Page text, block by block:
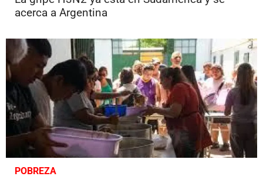
acerca a Argentina
POBREZA